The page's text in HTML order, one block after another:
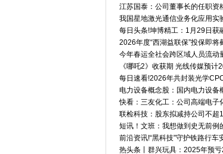
江苏国泰：公司董事长的任职资
我国星地激光通信业务化应用实
每日头条!坤博精工：1月29日获
2026年度“西湖益联保”投保即
今年春运全社会跨区域人员流动
《哪吒2》收获期 光线传媒预
每日速看!2026年共封装光学
电力设备概念股：国内电力设备
快看：三友化工：公司高端电子
联检科技：股东拟减持公司不超
短讯！文班：我想做到史无前例
前沿资讯!“黑科技”守护铁路行车
热头条丨群兴玩具：2025年预